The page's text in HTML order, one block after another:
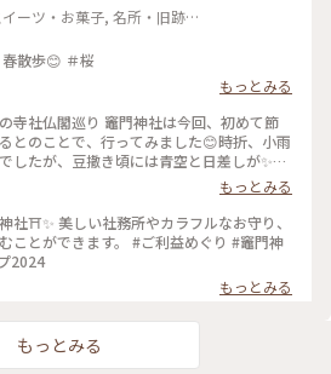
ーツ・お菓子, 名所・旧跡,
竈門神社と九博へ 春散歩😊 ＃桜
もっとみる
寺社仏閣巡り 竈門神社は今回、初めて節
とのことで、行ってみました😊時折、小雨
したが、豆撒き頃には青空と日差しが✨大
良きです😆 宇美 八幡宮は境内の和菓子屋
方巻きの可愛い生菓子に出会え良きです😆
をお返しして新しい縁起物を頂きに。丁
したが後ろの方にいたので、飛んでもない
たら、紅白餅が飛び込んできて良きです😆
もっとみる
社⛩️✨ 美しい社務所やカラフルなお守り、
ことができます。 #ご利益めぐり #竈門神
2024
もっとみる
もっとみる